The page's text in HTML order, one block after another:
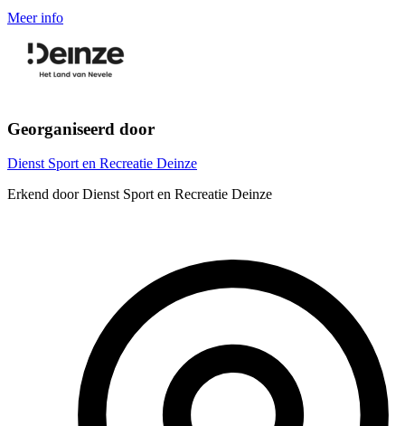
Meer info
Georganiseerd door
Dienst Sport en Recreatie Deinze
Erkend door Dienst Sport en Recreatie Deinze